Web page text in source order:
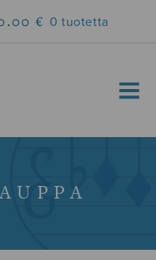
€ 0 tuotetta
MENU